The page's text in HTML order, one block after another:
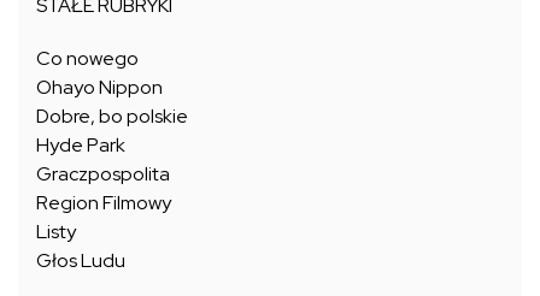
STAŁE RUBRYKI
Co nowego
Ohayo Nippon
Dobre, bo polskie
Hyde Park
Graczpospolita
Region Filmowy
Listy
Głos Ludu